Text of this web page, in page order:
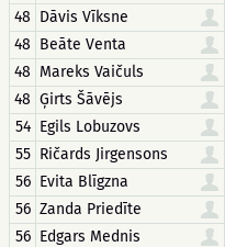
48 Dāvis Vīksne
48 Beāte Venta
48 Mareks Vaičuls
48 Ģirts Šāvējs
54 Egils Lobuzovs
55 Ričards Jirgensons
56 Evita Blīgzna
56 Zanda Priedīte
56 Edgars Mednis